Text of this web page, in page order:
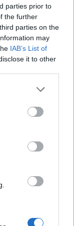
parties prior to
the further
parties on the
may
IAB’s List of
it to other
- jak sobie
orła - jak